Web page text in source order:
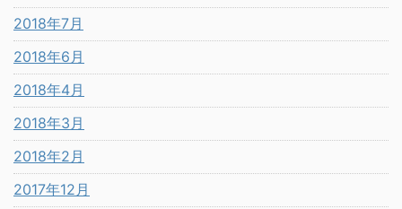
2018年7月
2018年6月
2018年4月
2018年3月
2018年2月
2017年12月